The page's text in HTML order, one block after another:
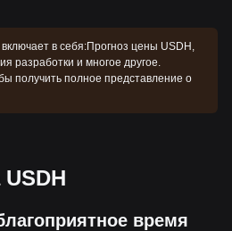
в себя:Прогноз цены USDH,
разработки и многое другое.
получить полное представление о
время